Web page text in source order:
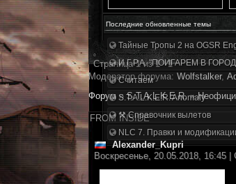
Последние обновленные темы
Тайные Тропы 2 на OGSR
И.Г.Р.А. "ПОИГАРЕМ В
Считаем
S.T.A.L.K.E.R. Anomaly
⚒ Справочник вылетов
NLC 7. Правки и
Страница1из1
1
Модератор форума: Wolfstalker,
Форум » S.T.A.L.K.E.R. »
FROM INSIDE
Alexander_Kupri
Воскресенье, 20.05.2018, 16:45